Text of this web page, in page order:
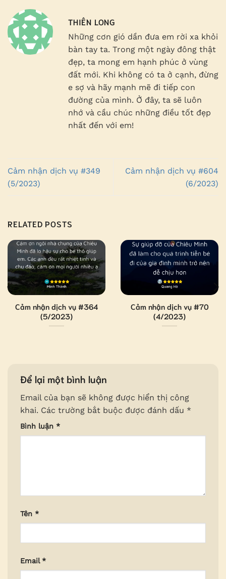
THIÊN LONG
Những cơn gió dần đưa em rời xa khỏi
bàn tay ta. Trong một ngày đông thật
đẹp, ta mong em hạnh phúc ở vùng
đất mới. Khi không có ta ở cạnh, đừng
e sợ và hãy mạnh mẽ đi tiếp con
đường của mình. Ở đây, ta sẽ luôn
nhớ và cầu chúc những điều tốt đẹp
nhất đến với em!
Cảm nhận dịch vụ #349
(5/2023)
Cảm nhận dịch vụ #604
(6/2023)
RELATED POSTS
Cảm nhận dịch vụ #364
(5/2023)
Cảm nhận dịch vụ #70
(4/2023)
Để lại một bình luận
Email của bạn sẽ không được hiển thị công
khai. Các trường bắt buộc được đánh dấu *
Bình luận *
Tên *
Email*